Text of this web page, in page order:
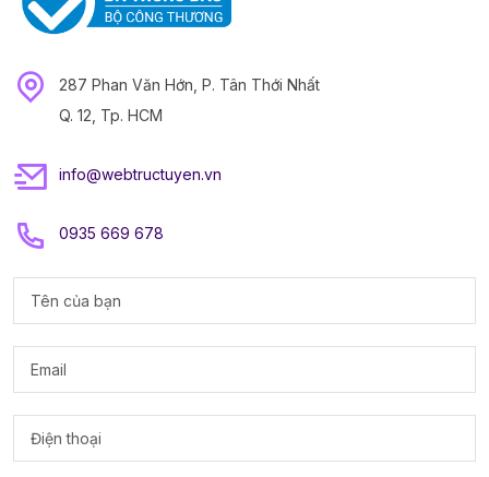
287 Phan Văn Hớn, P. Tân Thới Nhất
Q. 12, Tp. HCM
info@webtructuyen.vn
0935 669 678